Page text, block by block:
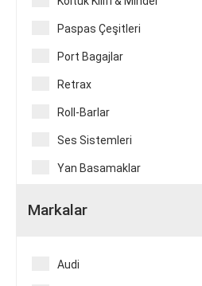
Paspas Çeşitleri
Port Bagajlar
Retrax
Roll-Barlar
Ses Sistemleri
Yan Basamaklar
Markalar
Audi